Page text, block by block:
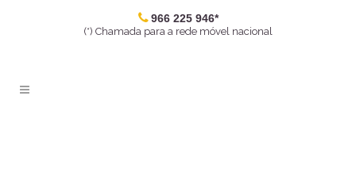
966 225 946*
(*) Chamada para a rede móvel nacional